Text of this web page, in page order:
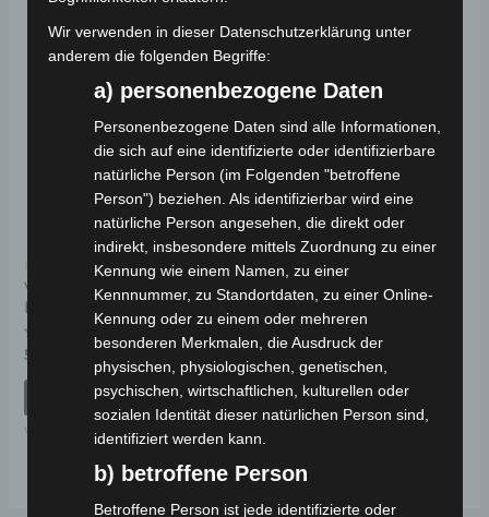
Kostenloser Versand
VS1 HINTERES
FEDERUNGSSATZ
Bewertet
0
59,00
IN DEN WARENKORB
VS1
Wir verwenden in dieser Datenschutzerklärung unter
anderem die folgenden Begriffe:
a) personenbezogene Daten
Personenbezogene Daten sind alle Informationen,
die sich auf eine identifizierte oder identifizierbare
natürliche Person (im Folgenden "betroffene
Person") beziehen. Als identifizierbar wird eine
natürliche Person angesehen, die direkt oder
indirekt, insbesondere mittels Zuordnung zu einer
Kennung wie einem Namen, zu einer
Kennnummer, zu Standortdaten, zu einer Online-
Kennung oder zu einem oder mehreren
besonderen Merkmalen, die Ausdruck der
physischen, physiologischen, genetischen,
psychischen, wirtschaftlichen, kulturellen oder
sozialen Identität dieser natürlichen Person sind,
identifiziert werden kann.
b) betroffene Person
Betroffene Person ist jede identifizierte oder